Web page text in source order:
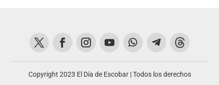
Copyright 2023 El Día de Escobar | Todos los derechos